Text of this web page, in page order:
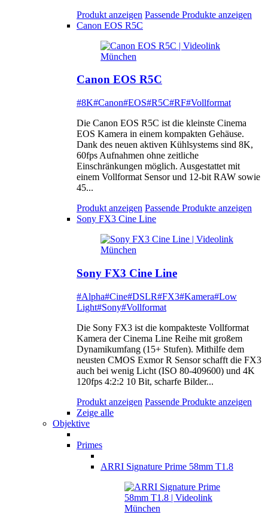
Produkt anzeigen Passende Produkte anzeigen
Canon EOS R5C
Canon EOS R5C
#8K#Canon#EOS#R5C#RF#Vollformat
Die Canon EOS R5C ist die kleinste Cinema
EOS Kamera in einem kompakten Gehäuse.
Dank des neuen aktiven Kühlsystems sind 8K,
60fps Aufnahmen ohne zeitliche
Einschränkungen möglich. Ausgestattet mit
einem Vollformat Sensor und 12-bit RAW sowie
45...
Produkt anzeigen Passende Produkte anzeigen
Sony FX3 Cine Line
Sony FX3 Cine Line
#Alpha#Cine#DSLR#FX3#Kamera#Low
Light#Sony#Vollformat
Die Sony FX3 ist die kompakteste Vollformat
Kamera der Cinema Line Reihe mit großem
Dynamikumfang (15+ Stufen). Mithilfe dem
neusten CMOS Exmor R Sensor schafft die FX3
auch bei wenig Licht (ISO 80-409600) und 4K
120fps 4:2:2 10 Bit, scharfe Bilder...
Produkt anzeigen Passende Produkte anzeigen
Zeige alle
Objektive
Primes
ARRI Signature Prime 58mm T1.8